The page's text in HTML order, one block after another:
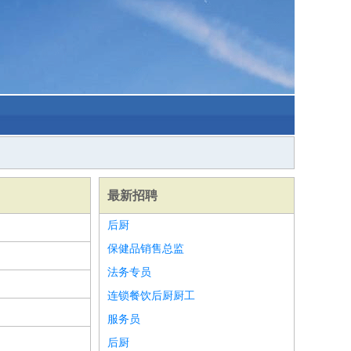
最新招聘
后厨
保健品销售总监
法务专员
连锁餐饮后厨厨工
服务员
后厨